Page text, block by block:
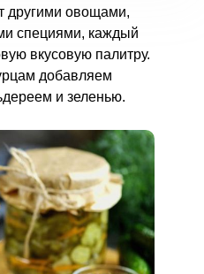
другими овощами,
специями, каждый
вкусовую палитру.
добавляем
и зеленью.